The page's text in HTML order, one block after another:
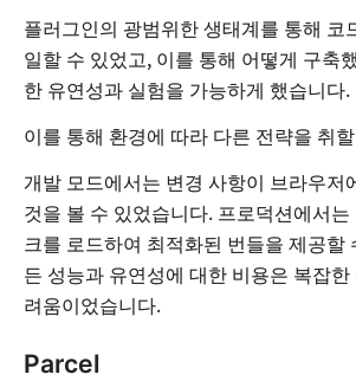
플러그인의 광범위한 생태계를 통해 코
일할 수 있었고, 이를 통해 어떻게 구축
한 유연성과 실험을 가능하게 했습니다.
이를 통해 환경에 따라 다른 전략을 취
개발 모드에서는 변경 사항이 브라우저
것을 볼 수 있었습니다. 프로덕션에서
크를 로드하여 최적화된 번들을 제공할
든 성능과 유연성에 대한 비용은 복잡
려움이었습니다.
Parcel